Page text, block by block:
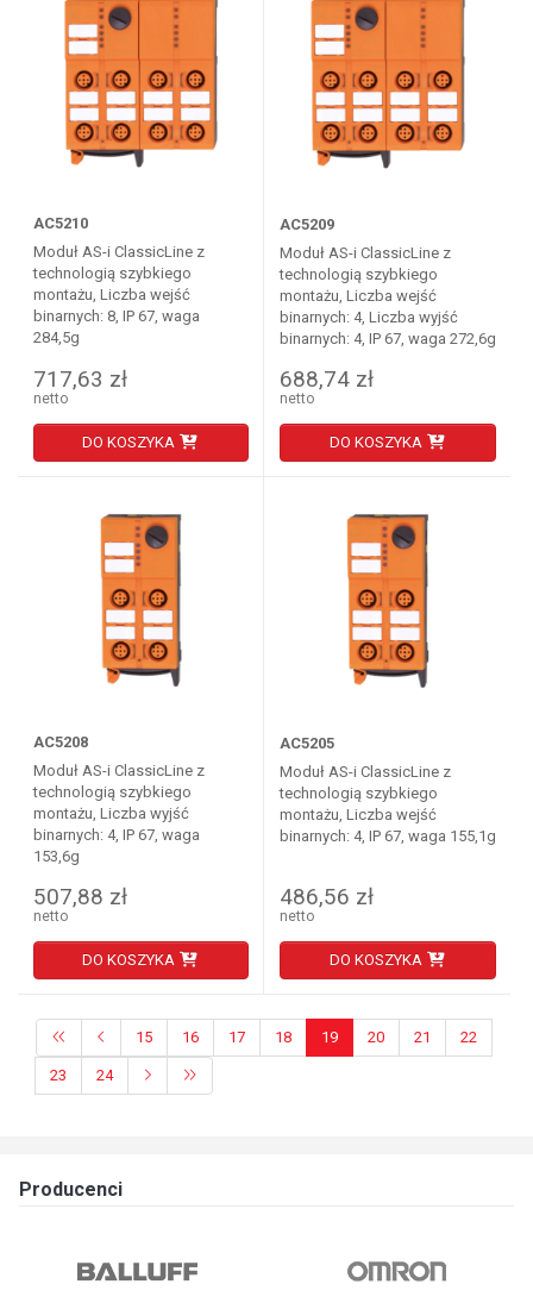
AC5210
Moduł AS-i ClassicLine z
technologią szybkiego
montażu, Liczba wejść
binarnych: 8, IP 67, waga
284,5g
717,63 zł
netto
DO KOSZYKA
AC5209
Moduł AS-i ClassicLine z
technologią szybkiego
montażu, Liczba wejść
binarnych: 4, Liczba wyjść
binarnych: 4, IP 67, waga 272,6g
688,74 zł
netto
DO KOSZYKA
AC5208
Moduł AS-i ClassicLine z
technologią szybkiego
montażu, Liczba wyjść
binarnych: 4, IP 67, waga
153,6g
507,88 zł
netto
DO KOSZYKA
AC5205
Moduł AS-i ClassicLine z
technologią szybkiego
montażu, Liczba wejść
binarnych: 4, IP 67, waga 155,1g
486,56 zł
netto
DO KOSZYKA
15 16 17 18 19 20 21 22
23 24
Producenci